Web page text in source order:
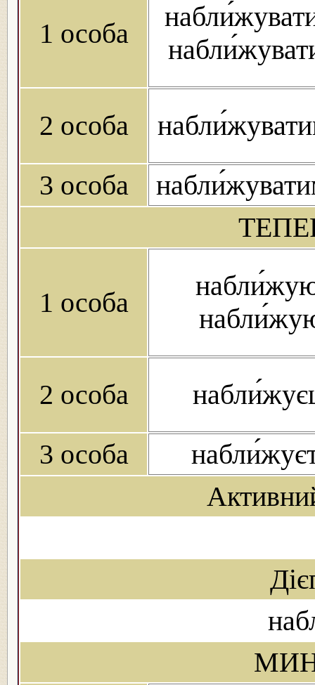
1 особа
2 особа
3 особа
1 особа
2 особа
3 особа